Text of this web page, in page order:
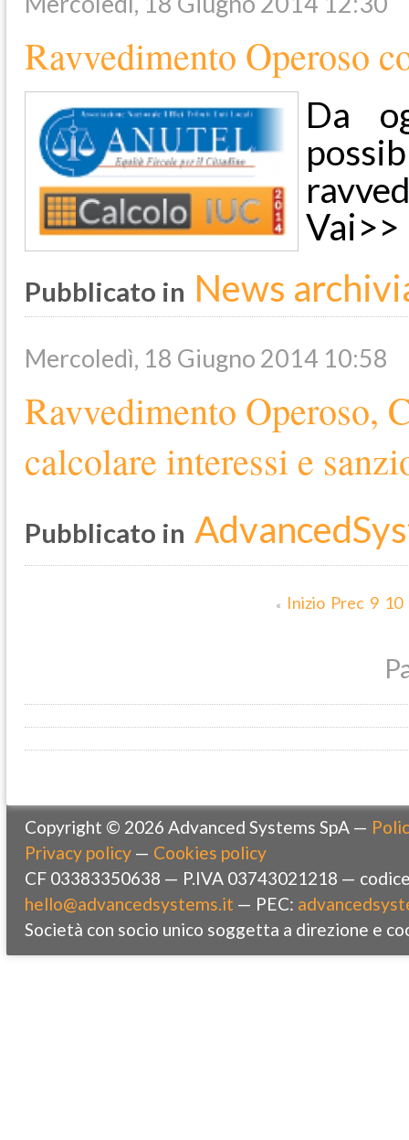
Ravvedimento Operoso
Da
Vai>>
Pubblicato in News
Mercoledì, 18 Giugno 2014 10:58
Ravvedimento Operoso,
calcolare interessi e
Pubblicato in
« Inizio Prec 9 10
Copyright © 2026 Advanced Systems SpA —
Privacy policy — Cookies policy
CF 03383350638 — P.IVA 03743021218 —
hello@advancedsystems.it — PEC:
Società con socio unico soggetta a direzione e